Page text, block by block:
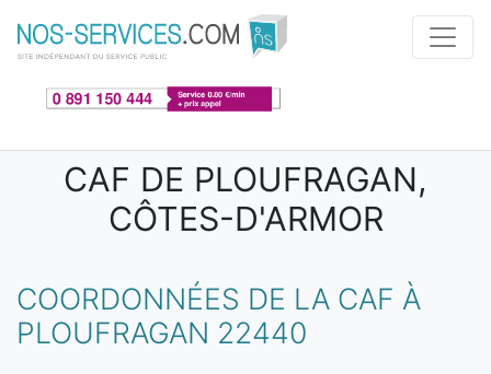
Aller au contenu principal
CAF DE PLOUFRAGAN,
CÔTES-D'ARMOR
COORDONNÉES DE LA CAF À
PLOUFRAGAN 22440